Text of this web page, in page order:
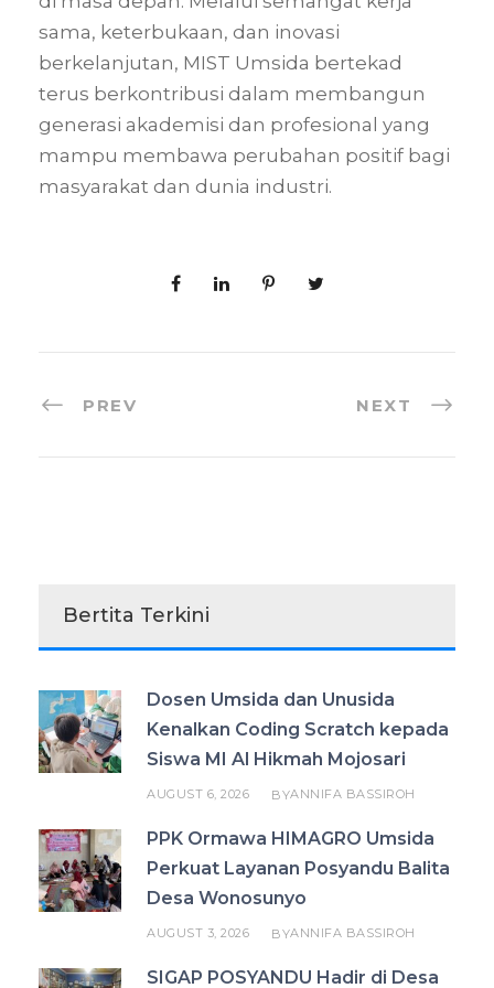
sama, keterbukaan, dan inovasi
berkelanjutan, MIST Umsida bertekad
terus berkontribusi dalam membangun
generasi akademisi dan profesional yang
mampu membawa perubahan positif bagi
masyarakat dan dunia industri.
PREV NEXT
Bertita Terkini
Dosen Umsida dan Unusida
Kenalkan Coding Scratch kepada
Siswa MI Al Hikmah Mojosari
AUGUST 6, 2026 BYANNIFA BASSIROH
PPK Ormawa HIMAGRO Umsida
Perkuat Layanan Posyandu Balita
Desa Wonosunyo
AUGUST 3, 2026 BYANNIFA BASSIROH
SIGAP POSYANDU Hadir di Desa